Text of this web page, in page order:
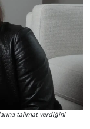
talimat verdiğini